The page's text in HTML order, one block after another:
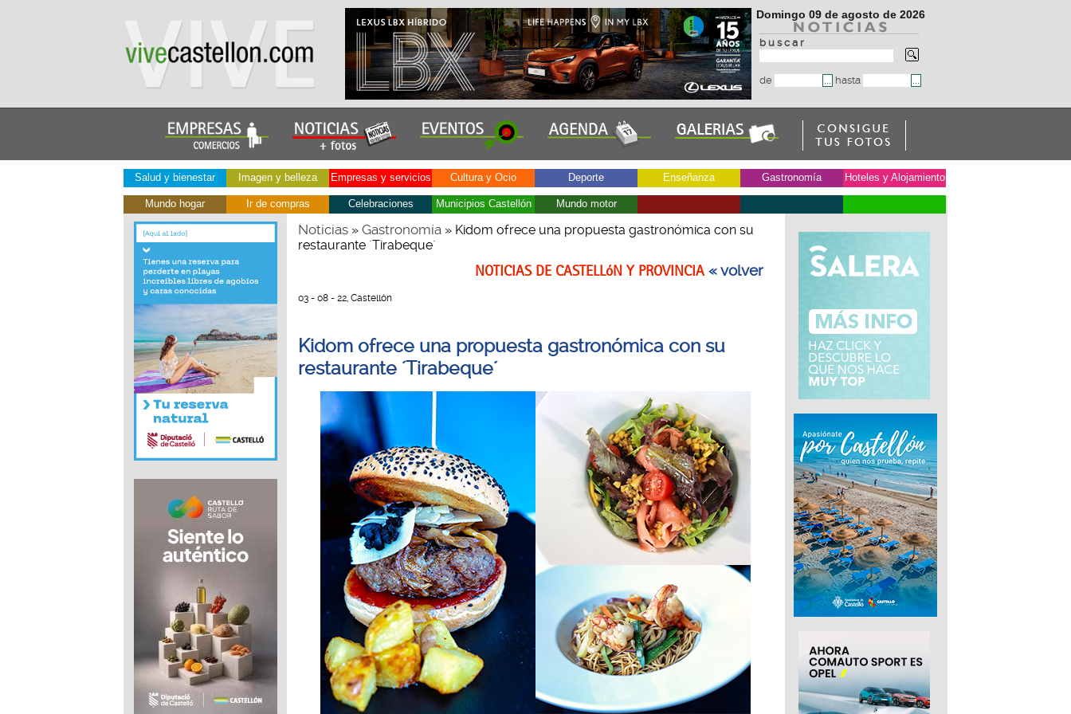
Domingo 09 de agosto de 2026
b u s c a r
de hasta
Salud y bienestar Imagen y belleza Empresas y servicios Cultura y Ocio Deporte Enseñanza Gastronomía Hoteles y Alojamiento
Mundo hogar Ir de compras Celebraciones Municipios Castellón Mundo motor
Noticias» Gastronomía» Kidom ofrece una propuesta gastronómica con su
restaurante ´Tirabeque´
NOTICIAS DE CASTELLóN Y PROVINCIA« volver
03 - 08 - 22, Castellón
Kidom ofrece una propuesta gastronómica con su
restaurante ´Tirabeque´